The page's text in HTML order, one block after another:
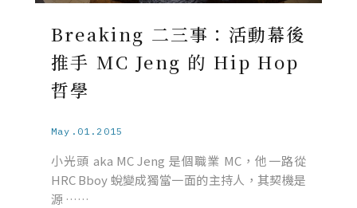
Breaking 二三事：活動幕後
推手 MC Jeng 的 Hip Hop
哲學
May.01.2015
小光頭 aka MC Jeng 是個職業 MC，他一路從
HRC Bboy 蛻變成獨當一面的主持人，其契機是
源 ……